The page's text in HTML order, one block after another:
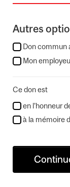
Autres
Don commun
Mon
Ce don est
en l’honneur
à la mémoire